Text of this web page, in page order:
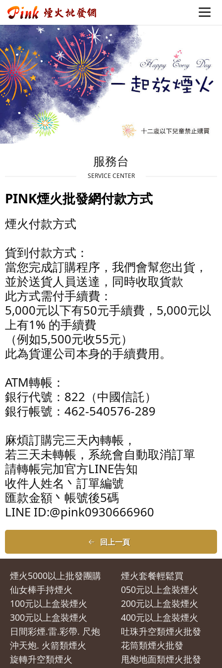
服務台
SERVICE CENTER
PINK煙火批發網付款方式
煙火付款方式
貨到付款方式：
當您完成訂購程序，我們會幫您出貨，
並於送貨人員送達，同時收取貨款
此方式需付手續費：
5,000元以下有50元手續費，5,000元以
上有1% 的手續費
（例如5,500元收55元）
此為貨運公司本身的手續費用。
ATM轉帳：
銀行代號：822（中國信託）
銀行帳號：462-540576-289
麻煩訂購完三天內轉帳，
若三天未轉帳，系統會自動取消訂單
請轉帳完加官方LINE告知
收件人姓名丶訂單編號
匯款金額丶帳號後5碼
LINE ID:@pink0930666960
回上一頁
煙火5000以上批發團購
煙火套餐輕鬆買
仙女棒手持煙火
050元以上盒裝煙火
100元以上盒裝煙火
200元以上盒裝煙火
300元以上盒裝煙火
400元以上盒裝煙火
日間彩煙.雷.彩帶. 尺炮
吐珠升空類煙火批發
沖天炮. 火箭類煙火
花筒類煙火批發
旋轉升空類煙火
甩炮地面類煙火批發